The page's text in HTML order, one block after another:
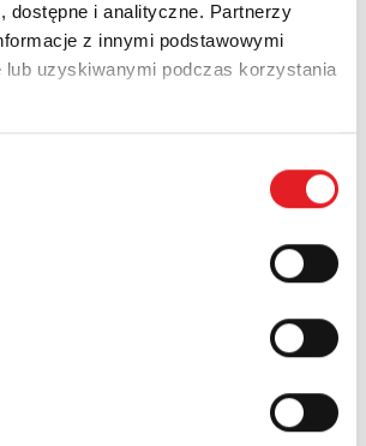
dostępne i analityczne. Partnerzy
z innymi podstawowymi
lub uzyskiwanymi podczas korzystania
Aktualności